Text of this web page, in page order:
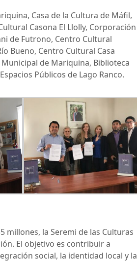
Casa de la Cultura de Máfil,
Casona El Llolly, Corporación
de Futrono, Centro Cultural
Bueno, Centro Cultural Casa
de Mariquina, Biblioteca
Públicos de Lago Ranco.
la Seremi de las Culturas
El objetivo es contribuir a
social, la identidad local y la